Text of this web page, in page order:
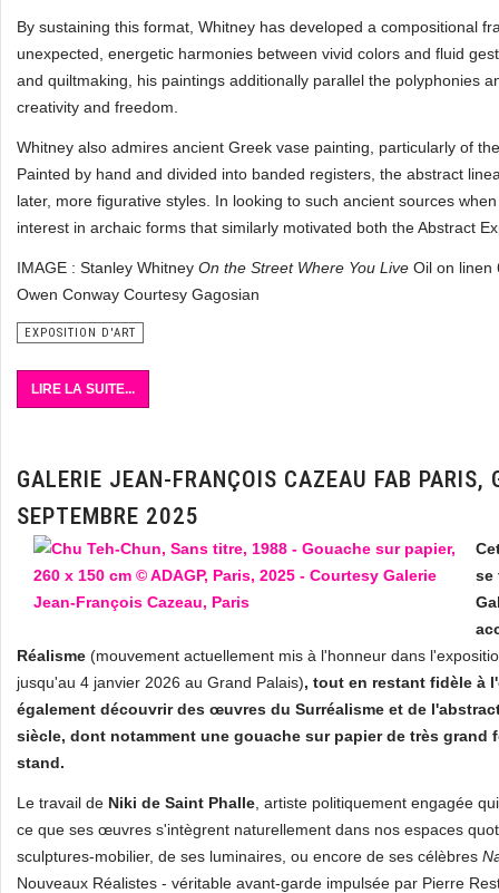
By sustaining this format, Whitney has developed a compositional
unexpected, energetic harmonies between vivid colors and fluid
and quiltmaking, his paintings additionally parallel the polyphonies
creativity and freedom.
Whitney also admires ancient Greek vase painting, particularly of
Painted by hand and divided into banded registers, the abstract
later, more figurative styles. In looking to such ancient sources
interest in archaic forms that similarly motivated both the Abstract
IMAGE : Stanley Whitney On the Street Where You Live Oil on linen
Owen Conway Courtesy Gagosian
EXPOSITION D'ART
LIRE LA SUITE...
GALERIE JEAN-FRANÇOIS CAZEAU FAB
SEPTEMBRE 2025
se
Réalisme (mouvement actuellement mis à l'honneur dans
jusqu'au 4 janvier 2026 au Grand Palais), tout en restant fidèle à
également découvrir des œuvres du Surréalisme et de
siècle, dont notamment une gouache sur papier de très
stand.
Le travail de Niki de Saint Phalle , artiste politiquement engagée
ce que ses œuvres s'intègrent naturellement dans nos espaces
sculptures-mobilier, de ses luminaires, ou encore de ses célèbres
Nouveaux Réalistes - véritable avant-garde impulsée par Pierre